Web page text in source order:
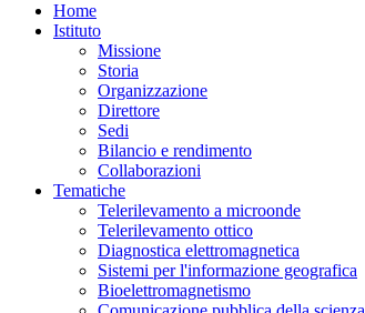
Home
Istituto
Missione
Storia
Organizzazione
Direttore
Sedi
Bilancio e rendimento
Collaborazioni
Tematiche
Telerilevamento a microonde
Telerilevamento ottico
Diagnostica elettromagnetica
Sistemi per l'informazione geografica
Bioelettromagnetismo